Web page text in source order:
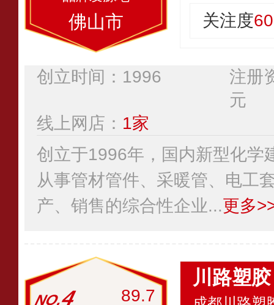
佛山市 关注度
创立时间：1996
注册
元
线上网店： 1家
创立于1996年，国内新型化学
从事管材管件、采暖管、电工
产、销售的综合性企业...更多
4 89.7
川路塑胶